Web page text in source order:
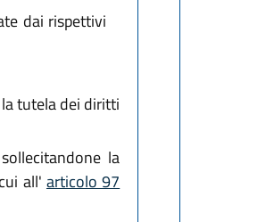
dai rispettivi
tutela dei diritti
la
all' articolo 97